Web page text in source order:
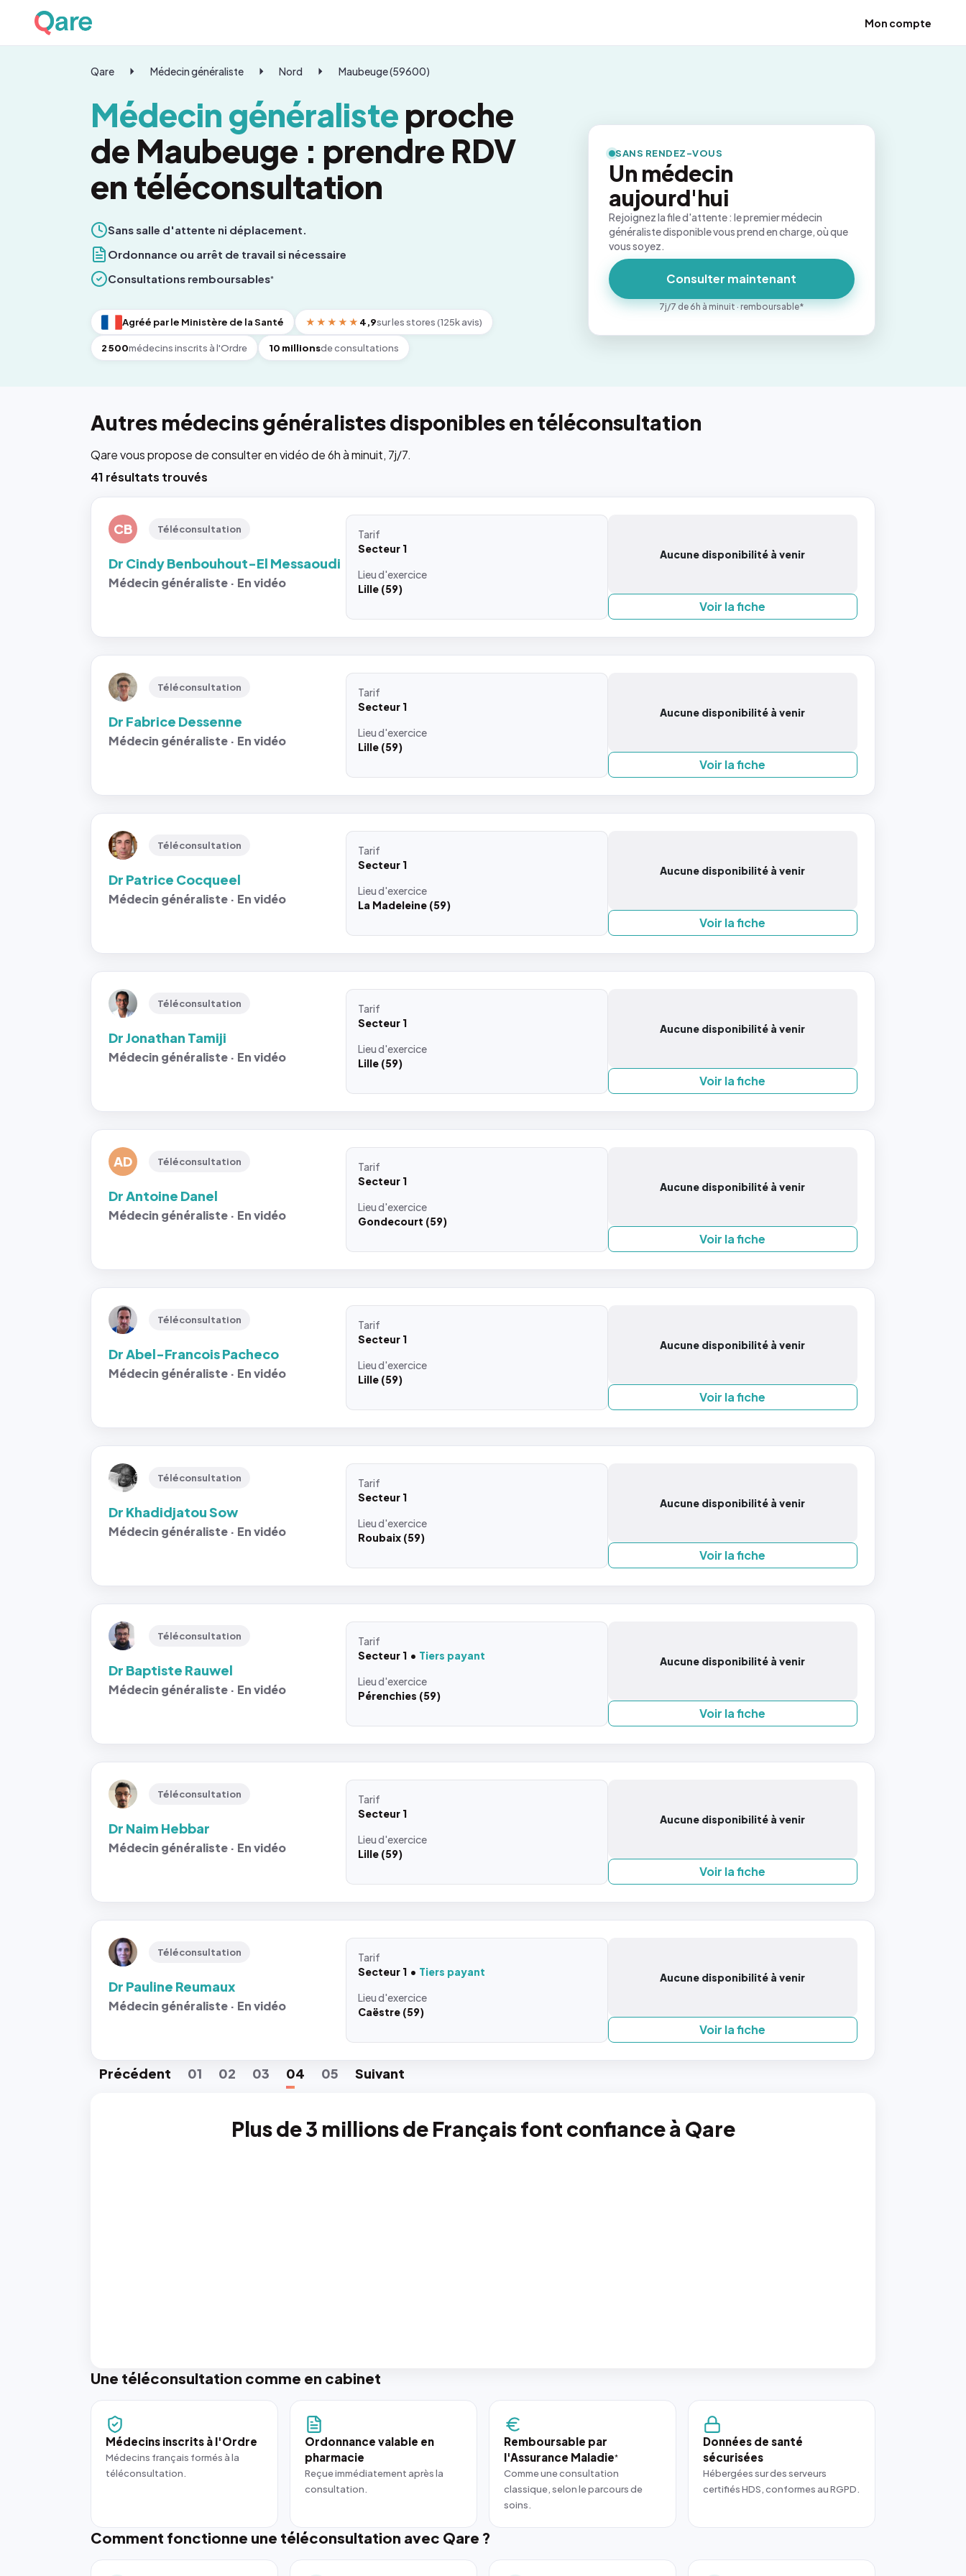
Mon compte
Qare Médecin généraliste Nord Maubeuge (59600)
Médecin généralisteproche
de Maubeuge : prendre RDV
en téléconsultation
Sans salle d'attente ni déplacement.
Ordonnance ou arrêt de travail si nécessaire
Consultations remboursables*
Agréé par le Ministère de la Santé ★★★★★ 4,9sur les stores (125k avis)
2 500médecins inscrits à l'Ordre 10 millionsde consultations
SANS RENDEZ-VOUS
Un médecin
aujourd'hui
Rejoignez la file d'attente : le premier médecin
généraliste disponible vous prend en charge, où que
vous soyez.
Consulter maintenant
7j/7 de 6h à minuit · remboursable*
Autres médecins généralistes disponibles en téléconsultation
Qare vous propose de consulter en vidéo de 6h à minuit, 7j/7.
41 résultats trouvés
CB Téléconsultation
Dr Cindy Benbouhout-El Messaoudi
Médecin généraliste · En vidéo
Tarif
Secteur 1
Lieud'exercice
Lille (59)
Aucune disponibilité à venir
Voir la fiche
Téléconsultation
Dr Fabrice Dessenne
Médecin généraliste · En vidéo
Tarif
Secteur 1
Lieud'exercice
Lille (59)
Aucune disponibilité à venir
Voir la fiche
Téléconsultation
Dr Patrice Cocqueel
Médecin généraliste · En vidéo
Tarif
Secteur 1
Lieud'exercice
La Madeleine (59)
Aucune disponibilité à venir
Voir la fiche
Téléconsultation
Dr Jonathan Tamiji
Médecin généraliste · En vidéo
Tarif
Secteur 1
Lieud'exercice
Lille (59)
Aucune disponibilité à venir
Voir la fiche
AD Téléconsultation
Dr Antoine Danel
Médecin généraliste · En vidéo
Tarif
Secteur 1
Lieud'exercice
Gondecourt (59)
Aucune disponibilité à venir
Voir la fiche
Téléconsultation
Dr Abel-Francois Pacheco
Médecin généraliste · En vidéo
Tarif
Secteur 1
Lieud'exercice
Lille (59)
Aucune disponibilité à venir
Voir la fiche
Téléconsultation
Dr Khadidjatou Sow
Médecin généraliste · En vidéo
Tarif
Secteur 1
Lieud'exercice
Roubaix (59)
Aucune disponibilité à venir
Voir la fiche
Téléconsultation
Dr Baptiste Rauwel
Médecin généraliste · En vidéo
Tarif
Secteur 1
Tiers payant
Lieud'exercice
Pérenchies (59)
Aucune disponibilité à venir
Voir la fiche
Téléconsultation
Dr Naim Hebbar
Médecin généraliste · En vidéo
Tarif
Secteur 1
Lieud'exercice
Lille (59)
Aucune disponibilité à venir
Voir la fiche
Téléconsultation
Dr Pauline Reumaux
Médecin généraliste · En vidéo
Tarif
Secteur 1
Tiers payant
Lieud'exercice
Caëstre (59)
Aucune disponibilité à venir
Voir la fiche
Précédent 01 02 03 04 05 Suivant
Plus de 3 millions de Français font confiance à Qare
Une téléconsultation comme en cabinet
Médecins inscrits à l'Ordre
Médecins français formés à la
téléconsultation.
Ordonnance valable en
pharmacie
Reçue immédiatement après la
consultation.
Remboursable par
l'Assurance Maladie*
Comme une consultation
classique, selon le parcours de
soins.
Données de santé
sécurisées
Hébergées sur des serveurs
certifiés HDS, conformes au RGPD.
Comment fonctionne une téléconsultation avec Qare ?